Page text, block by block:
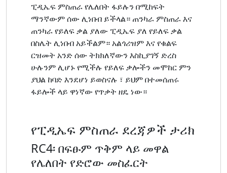
ፒዲኤፍ ምስጠራ የሌለበት ፋይሉን በሚከፍት
ማንኛውም ሰው ሊነበብ ይችላል። ጠንካራ ምስጠራ እና
ጠንካራ የይለፍ ቃል ያለው ፒዲኤፍ ያለ የይለፍ ቃል
በስሌት ሊነበብ አይችልም። አልጎሪዝም እና የቁልፍ
ርዝመት አንድ ሰው ትክክለኛውን እስኪያገኝ ድረስ
ሁሉንም ሊሆኑ የሚችሉ የይለፍ ቃሎችን መሞከር ምን
ያህል ከባድ እንደሆነ ይወስናሉ ፣ ይህም በተመሰጠሩ
ፋይሎች ላይ ዋነኛው የጥቃት ዘዴ ነው።
የፒዲኤፍ ምስጠራ ደረጃዎች ታሪክ
RC4፡ በፍፁም ጥቅም ላይ መዋል
የሌለበት የድሮው መስፈርት